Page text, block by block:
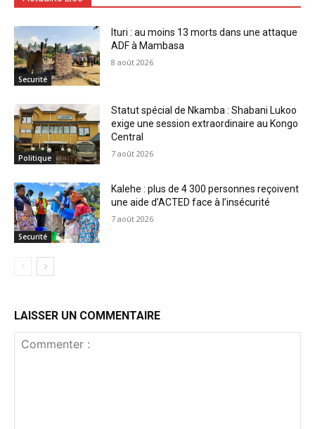
Securité
Ituri : au moins 13 morts dans une attaque
ADF à Mambasa
8 août 2026
Politique
Statut spécial de Nkamba : Shabani Lukoo
exige une session extraordinaire au Kongo
Central
7 août 2026
Securité
Kalehe : plus de 4 300 personnes reçoivent
une aide d’ACTED face à l’insécurité
7 août 2026
LAISSER UN COMMENTAIRE